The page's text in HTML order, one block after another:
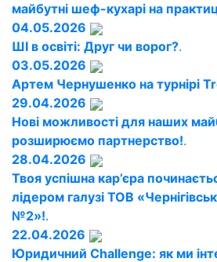
майбутні шеф-кухарі на
04.05.2026
ШІ в освіті: Друг чи ворог?.
03.05.2026
Артем Чернушенко на турнірі
29.04.2026
Нові можливості для наших
розширюємо партнерство!.
28.04.2026
Твоя успішна кар’єра
лідером галузі ТОВ
№2»!.
22.04.2026
Юридичний Challenge: як ми